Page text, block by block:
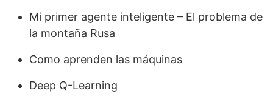
Mi primer agente inteligente – El problema de
la montaña Rusa
Como aprenden las máquinas
Deep Q-Learning